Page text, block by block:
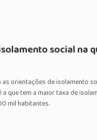
social na
orientações de isolamento
a que tem a maior taxa de
mil habitantes.